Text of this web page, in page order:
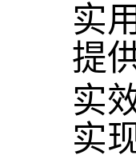
实
提
实
实